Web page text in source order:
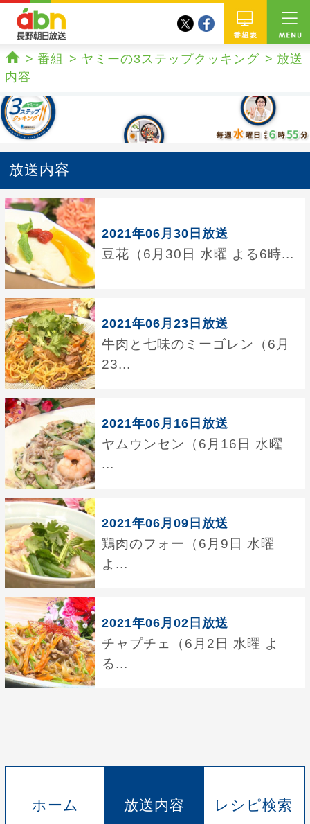
番組
twitterfacebook
ホーム
番組 ヤミーの3ステップクッキング
放送
内容
放送内容
2021年06月30日放送
豆花（6月30日 水曜 よる6時...
2021年06月23日放送
牛肉と七味のミーゴレン（6月
23...
2021年06月16日放送
ヤムウンセン（6月16日 水曜
...
2021年06月09日放送
鶏肉のフォー（6月9日 水曜
よ...
2021年06月02日放送
チャプチェ（6月2日 水曜 よ
る...
ホーム 放送内容 レシピ検索